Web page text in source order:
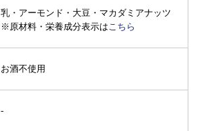
乳・アーモンド・大豆・マカダミアナッツ
※原材料・栄養成分表示はこちら
お酒不使用
-